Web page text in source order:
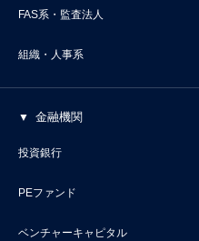
FAS系・監査法人
組織・人事系
金融機関
投資銀行
PEファンド
ベンチャーキャピタル